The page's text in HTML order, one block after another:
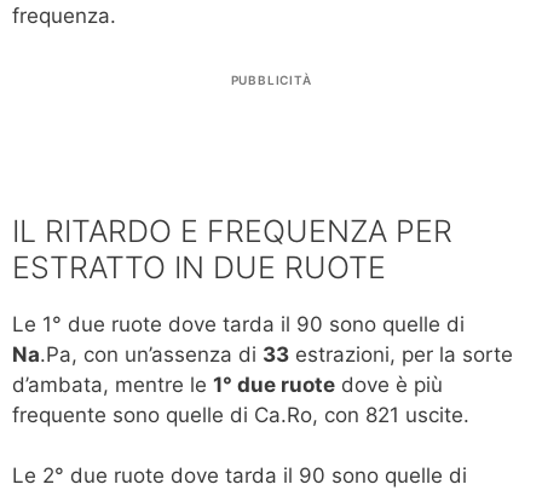
frequenza.
PUBBLICITÀ
IL RITARDO E FREQUENZA PER
ESTRATTO IN DUE RUOTE
Le 1° due ruote dove tarda il 90 sono quelle di
Na.Pa, con un’assenza di 33 estrazioni, per la sorte
d’ambata, mentre le 1° due ruote dove è più
frequente sono quelle di Ca.Ro, con 821 uscite.
Le 2° due ruote dove tarda il 90 sono quelle di